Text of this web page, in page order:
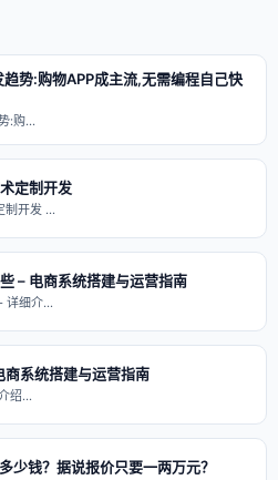
势:购物APP成主流,无需编程自己快
:购…
定制开发
制开发 …
– 电商系统搭建与运营指南
详细介…
商系统搭建与运营指南
绍…
少钱？据说报价只要一两万元？